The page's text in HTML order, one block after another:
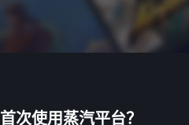
首次使用蒸汽平台？